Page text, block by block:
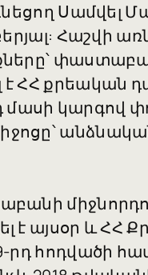
Սամվել
Հաշվի
ՀՀ քրեական
մասի կարգով
է այսօր և ՀՀ
հոդվածի